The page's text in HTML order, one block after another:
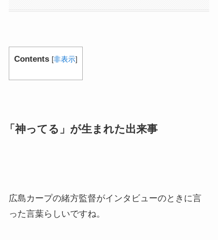
Contents [非表示]
「神ってる」が生まれた出来事
広島カープの緒方監督がインタビューのときに言
った言葉らしいですね。